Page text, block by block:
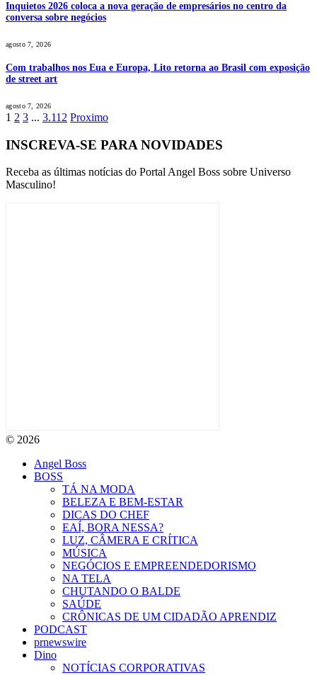
Inquietos 2026 coloca a nova geração de empresários no centro da
conversa sobre negócios
agosto 7, 2026
Com trabalhos nos Eua e Europa, Lito retorna ao Brasil com exposição
de street art
agosto 7, 2026
1 2 3 ... 3.112 Proximo
INSCREVA-SE PARA NOVIDADES
Receba as últimas notícias do Portal Angel Boss sobre Universo
Masculino!
© 2026
Angel Boss
BOSS
TÁ NA MODA
BELEZA E BEM-ESTAR
DICAS DO CHEF
EAÍ, BORA NESSA?
LUZ, CÂMERA E CRÍTICA
MÚSICA
NEGÓCIOS E EMPREENDEDORISMO
NA TELA
CHUTANDO O BALDE
SAÚDE
CRÔNICAS DE UM CIDADÃO APRENDIZ
PODCAST
prnewswire
Dino
NOTÍCIAS CORPORATIVAS